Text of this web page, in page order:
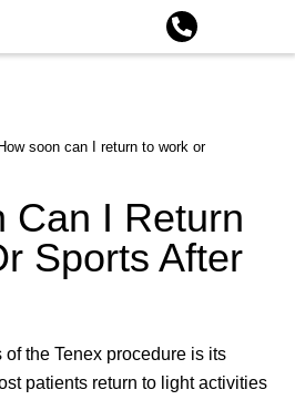
How soon can I return to work or
Can I Return
Sports After
the Tenex procedure is its
patients return to light activities